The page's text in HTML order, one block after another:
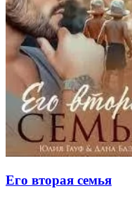
Его вторая семья